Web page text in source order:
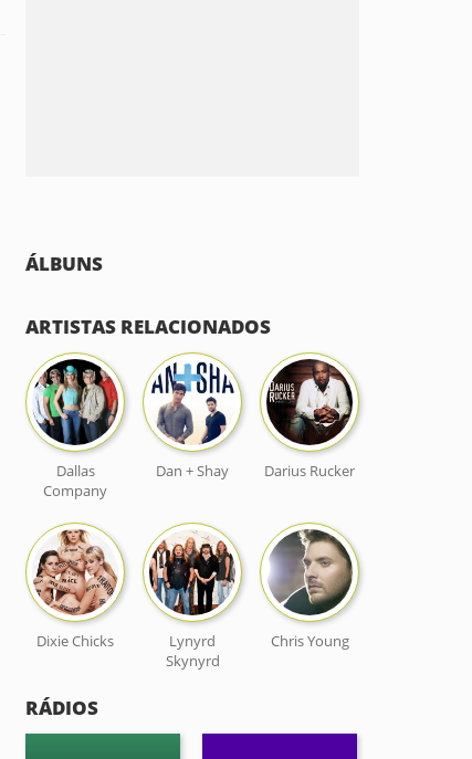
ÁLBUNS
ARTISTAS RELACIONADOS
Dallas
Company
Dan + Shay Darius Rucker
Dixie Chicks
Lynyrd
Skynyrd
Chris Young
RÁDIOS